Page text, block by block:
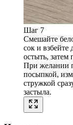
Шаг 7
Смешайте
сок и взбейте
остыть, затем
При желании
посыпкой,
стружкой
застыла.